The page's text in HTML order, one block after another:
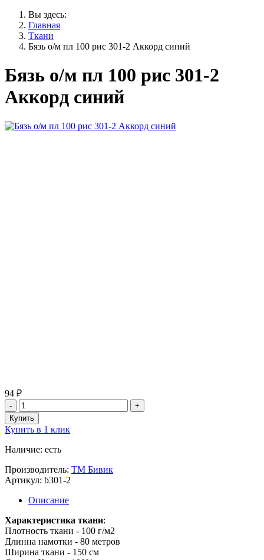
Вы здесь:
Главная
Ткани
Бязь о/м пл 100 рис 301-2 Аккорд синий
Бязь о/м пл 100 рис 301-2
Аккорд синий
94 ₽
Купить в 1 клик
Наличие: есть
Производитель: ТМ Бивик
Артикул: b301-2
Описание
Характеристика ткани:
Плотность ткани - 100 г/м2
Длинна намотки - 80 метров
Ширина ткани - 150 см